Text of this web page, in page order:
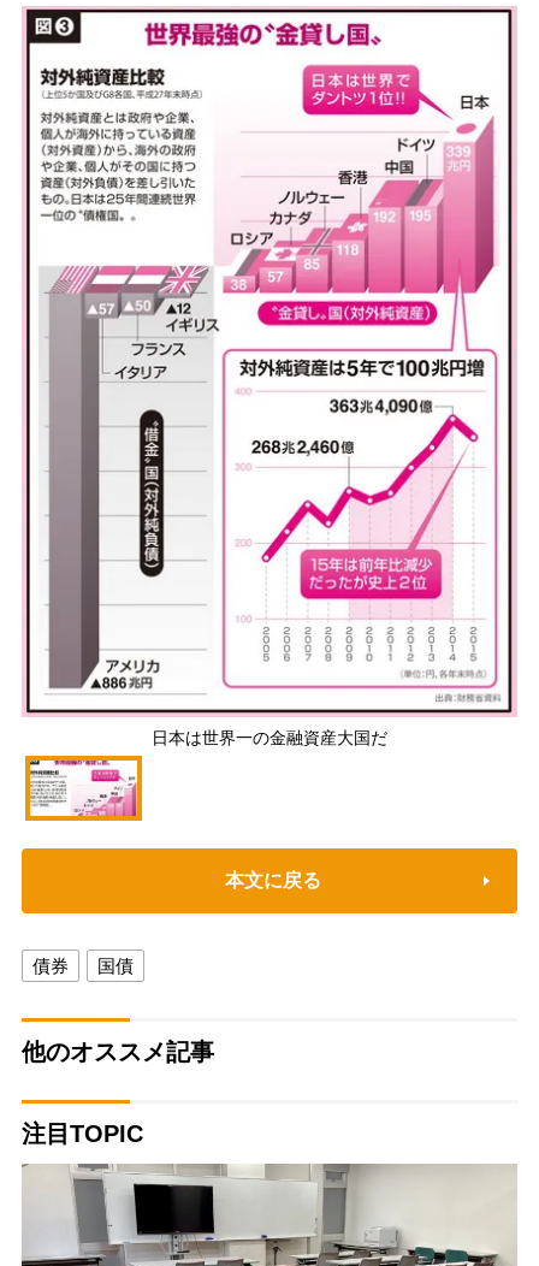
日本は世界一の金融資産大国だ
本文に戻る
債券 国債
他のオススメ記事
注目TOPIC